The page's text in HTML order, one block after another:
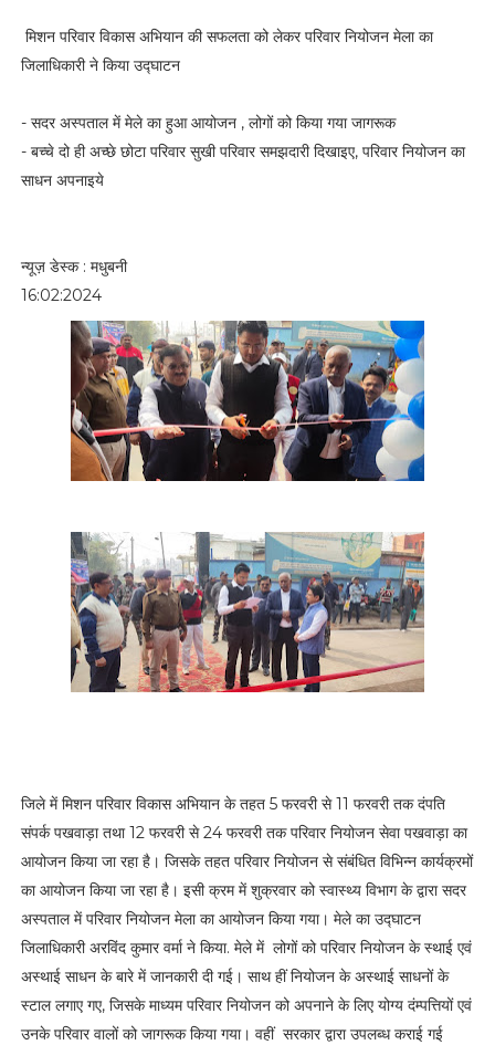
मिशन परिवार विकास अभियान की सफलता को लेकर परिवार नियोजन मेला का
जिलाधिकारी ने किया उद्घाटन
- सदर अस्पताल में मेले का हुआ आयोजन , लोगों को किया गया जागरूक
- बच्चे दो ही अच्छे छोटा परिवार सुखी परिवार समझदारी दिखाइए, परिवार नियोजन का
साधन अपनाइये
न्यूज़ डेस्क : मधुबनी
16:02:2024
जिले में मिशन परिवार विकास अभियान के तहत 5 फरवरी से 11 फरवरी तक दंपति
संपर्क पखवाड़ा तथा 12 फरवरी से 24 फरवरी तक परिवार नियोजन सेवा पखवाड़ा का
आयोजन किया जा रहा है। जिसके तहत परिवार नियोजन से संबंधित विभिन्न कार्यक्रमों
का आयोजन किया जा रहा है। इसी क्रम में शुक्रवार को स्वास्थ्य विभाग के द्वारा सदर
अस्पताल में परिवार नियोजन मेला का आयोजन किया गया। मेले का उद्घाटन
जिलाधिकारी अरविंद कुमार वर्मा ने किया. मेले में लोगों को परिवार नियोजन के स्थाई एवं
अस्थाई साधन के बारे में जानकारी दी गई। साथ हीं नियोजन के अस्थाई साधनों के
स्टाल लगाए गए, जिसके माध्यम परिवार नियोजन को अपनाने के लिए योग्य दंम्पत्तियों एवं
उनके परिवार वालों को जागरूक किया गया। वहीं सरकार द्वारा उपलब्ध कराई गई